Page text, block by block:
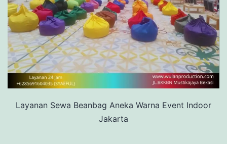
Layanan Sewa Beanbag Aneka Warna Event Indoor
Jakarta